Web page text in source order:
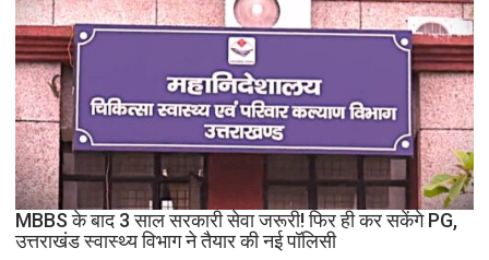
नया
विवाद,
के
नाबालिग
का
दावा;
CWC
ने
जारी
MBBS के बाद 3 साल सरकारी सेवा जरूरी! फिर ही कर सकेंगे PG,
उत्तराखंड स्वास्थ्य विभाग ने तैयार की नई पॉलिसी